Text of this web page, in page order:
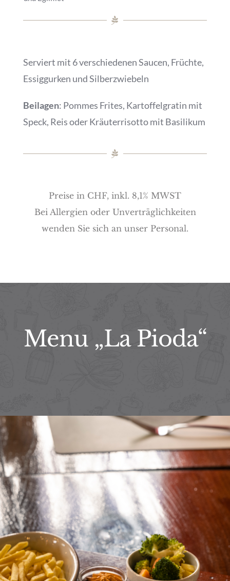
Serviert mit 6 verschiedenen Saucen, Früchte,
Essiggurken und Silberzwiebeln
Beilagen: Pommes Frites, Kartoffelgratin mit
Speck, Reis oder Kräuterrisotto mit Basilikum
Preise in CHF, inkl. 8,1% MWST
Bei Allergien oder Unverträglichkeiten
wenden Sie sich an unser Personal.
Menu „La Pioda“